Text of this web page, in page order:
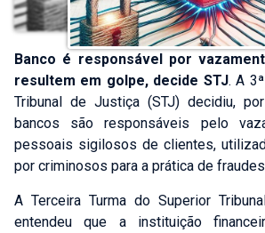
Banco é responsável por
resultem em golpe, decide STJ. A
Tribunal de Justiça (STJ) decidiu,
bancos são responsáveis pelo
pessoais sigilosos de clientes,
por criminosos para a prática de
A Terceira Turma do Superior
entendeu que a instituição